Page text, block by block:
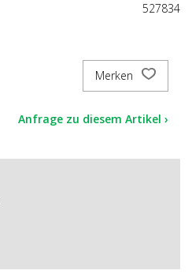
527834
Merken
Anfrage zu diesem Artikel ›